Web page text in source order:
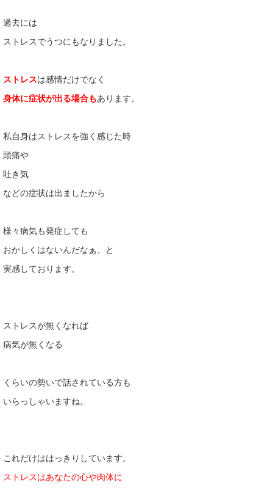
過去には
ストレスでうつにもなりました。
ストレスは感情だけでなく
身体に症状が出る場合もあります。
私自身はストレスを強く感じた時
頭痛や
吐き気
などの症状は出ましたから
様々病気も発症しても
おかしくはないんだなぁ、と
実感しております。
ストレスが無くなれば
病気が無くなる
くらいの勢いで話されている方も
いらっしゃいますね。
これだけははっきりしています。
ストレスはあなたの心や肉体に